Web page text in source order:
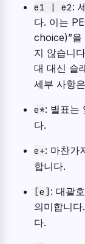
e1 | e2:
다. 이는
choice)”을
지 않습니
대 대신 슬
세부 사항은
e*: 별표는
다.
e+: 마찬가
합니다.
[e] : 대괄
의미합니
다.